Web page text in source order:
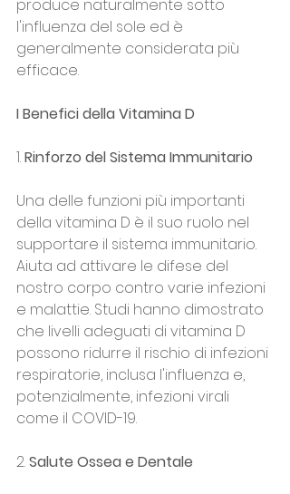
produce naturalmente sotto
l'influenza del sole ed è
generalmente considerata più
efficace.
I Benefici della Vitamina D
1. Rinforzo del Sistema Immunitario
Una delle funzioni più importanti
della vitamina D è il suo ruolo nel
supportare il sistema immunitario.
Aiuta ad attivare le difese del
nostro corpo contro varie infezioni
e malattie. Studi hanno dimostrato
che livelli adeguati di vitamina D
possono ridurre il rischio di infezioni
respiratorie, inclusa l'influenza e,
potenzialmente, infezioni virali
come il COVID-19.
2. Salute Ossea e Dentale